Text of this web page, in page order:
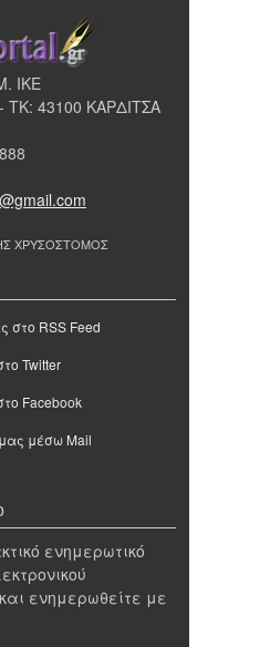
ΙΚΕ
43100 ΚΑΡΔΙΤΣΑ
ΧΡΥΣΟΣΤΟΜΟΣ
στο RSS Feed
Twitter
Facebook
μέσω Mail
ενημερωτικό
ενημερωθείτε με